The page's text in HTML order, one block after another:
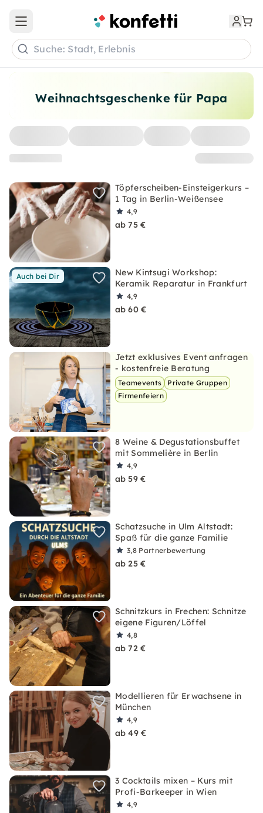
Weihnachtsgeschenke für Papa
Töpferscheiben-Einsteigerkurs –
1 Tag in Berlin-Weißensee
4,9
ab 75 €
Auch bei Dir
New Kintsugi Workshop:
Keramik Reparatur in Frankfurt
4,9
ab 60 €
Jetzt exklusives Event anfragen
- kostenfreie Beratung
Teamevents
Private Gruppen
Firmenfeiern
8 Weine & Degustationsbuffet
mit Sommelière in Berlin
4,9
ab 59 €
Schatzsuche in Ulm Altstadt:
Spaß für die ganze Familie
3,8 Partnerbewertung
ab 25 €
Schnitzkurs in Frechen: Schnitze
eigene Figuren/Löffel
4,8
ab 72 €
Modellieren für Erwachsene in
München
4,9
ab 49 €
3 Cocktails mixen – Kurs mit
Profi-Barkeeper in Wien
4,9
Open main menu
Suche: Stadt, Erlebnis